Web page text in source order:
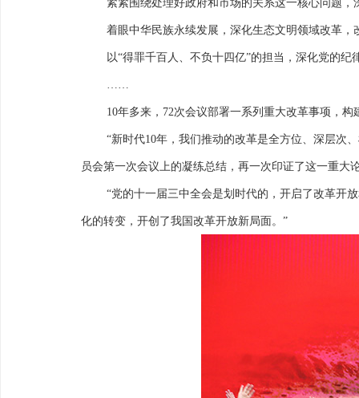
紧紧围绕处理好政府和市场的关系这一核心问题
着眼中华民族永续发展，深化生态文明领域改革
以“得罪千百人、不负十四亿”的担当，深化党的
10年多来，72次会议部署一系列重大改革事项，
“新时代10年，我们推动的改革是全方位、深层次
员会第一次会议上的凝练总结，再一次印证了这一重
“党的十一届三中全会是划时代的，开启了改革开
化的转变，开创了我国改革开放新局面。”